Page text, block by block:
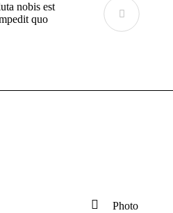
nobis est
quo
Photo